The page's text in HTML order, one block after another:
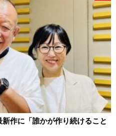
作に「誰かが作り続けること